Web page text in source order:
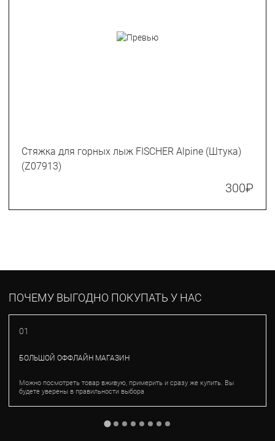
Стяжка для горных лыж FISCHER Alpine (Штука)
(Z07913)
300₽
ПОЧЕМУ ВЫГОДНО ПОКУПАТЬ У НАС
01
БОЛЬШОЙ ОФФЛАЙН МАГАЗИН
Можно посмотреть товар вживую, примерить и сразу же купить. Вы
будете уверены в правильности выбора